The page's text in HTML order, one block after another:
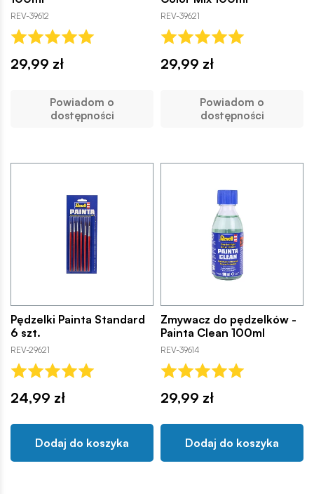
REV-39612
29,99 zł
Powiadom o
dostępności
REV-39621
29,99 zł
Powiadom o
dostępności
Pędzelki Painta Standard
6 szt.
REV-29621
24,99 zł
Dodaj do koszyka
Zmywacz do pędzelków -
Painta Clean 100ml
REV-39614
29,99 zł
Dodaj do koszyka